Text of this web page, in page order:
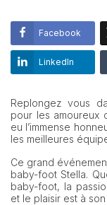
Facebook
LinkedIn
Replongez vous
pour les amoureux
eu l’immense
les meilleures
Ce grand
baby-foot Stella.
baby-foot, la
et le plaisir est à